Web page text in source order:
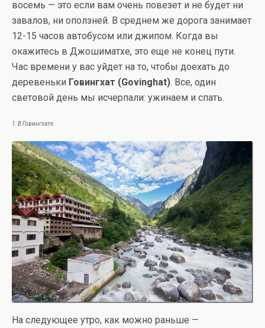
восемь — это если вам очень повезет и не будет ни
завалов, ни оползней. В среднем же дорога занимает
12-15 часов автобусом или джипом. Когда вы
окажитесь в Джошиматхе, это еще не конец пути.
Час времени у вас уйдет на то, чтобы доехать до
деревеньки Говингхат (Govinghat). Все, один
световой день мы исчерпали: ужинаем и спать.
1. В Говингхате.
На следующее утро, как можно раньше —